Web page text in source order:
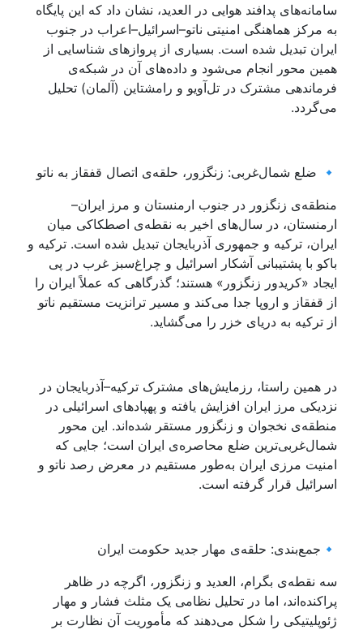
سامانه‌های پدافند هوایی در العديد، نشان داد که این پایگاه
به مرکز هماهنگی امنیتی ناتو–اسرائیل–اعراب در جنوب
ایران تبدیل شده است. بسیاری از پروازهای شناسایی از
همین محور انجام می‌شود و داده‌های آن در شبکه‌ی
فرماندهی مشترک در تل‌آویو و رامشتاین (آلمان) تحلیل
می‌گردد.
🔹 ضلع شمال‌غربی: زنگزور، حلقه‌ی اتصال قفقاز به ناتو
منطقه‌ی زنگزور در جنوب ارمنستان و مرز ایران–
ارمنستان، در سال‌های اخیر به نقطه‌ی اصطکاکی میان
ایران، ترکیه و جمهوری آذربایجان تبدیل شده است. ترکیه و
باکو با پشتیبانی آشکار اسرائیل و چراغ‌سبز غرب در پی
ایجاد «کریدور زنگزور» هستند؛ گذرگاهی که عملاً ایران را
از قفقاز و اروپا جدا می‌کند و مسیر ترانزیت مستقیم ناتو
از ترکیه به دریای خزر را می‌گشاید.
در همین راستا، رزمایش‌های مشترک ترکیه–آذربایجان در
نزدیکی مرز ایران افزایش یافته و پهپادهای اسرائیلی در
منطقه‌ی نخجوان و زنگزور مستقر شده‌اند. این محور
شمال‌غربی‌ترین ضلع محاصره‌ی ایران است؛ جایی که
امنیت مرزی ایران به‌طور مستقیم در معرض رصد ناتو و
اسرائیل قرار گرفته است.
🔹جمع‌بندی: حلقه‌ی مهار جدید حکومت ایران
سه نقطه‌ی بگرام، العديد و زنگزور، اگرچه در ظاهر
پراکنده‌اند، اما در تحلیل نظامی یک مثلث فشار و مهار
ژئوپلیتیکی را شکل می‌دهند که مأموریت آن نظارت بر